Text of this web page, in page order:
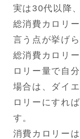
実は30代以降
総消費カロリ
言う点が挙げら
総消費カロリ
ロリー量で自
場合は、ダイ
ロリーにすれ
す。
消費カロリー